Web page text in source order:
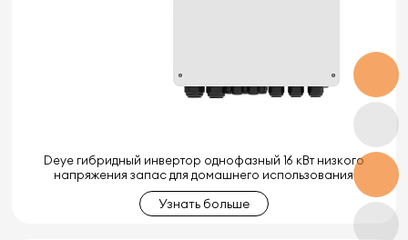
Deye гибридный инвертор однофазный 16 кВт низкого
напряжения запас для домашнего использования
Узнать больше